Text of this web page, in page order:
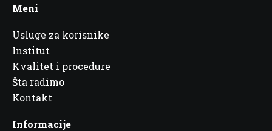
Meni
Usluge za korisnike
Institut
Kvalitet i procedure
Šta radimo
Kontakt
Informacije